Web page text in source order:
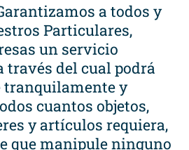
a todos y
Particulares,
un servicio
través del cual podrá
tranquilamente y
cuantos objetos,
y artículos requiera,
que manipule ninguno